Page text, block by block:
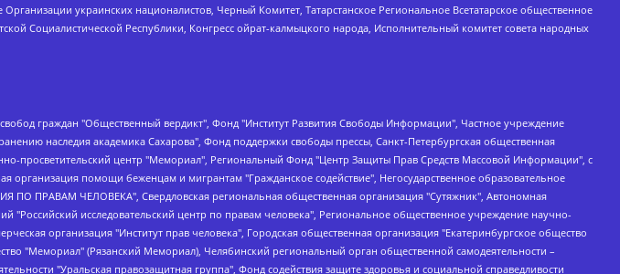
украинских националистов, Черный Комитет, Татарстанское Региональное Всетатарское общественное
Социалистической Республики, Конгресс ойрат-калмыцкого народа, Исполнительный комитет совета народных
Смирнов Сергей Сергеевич, Тихонов Михаил Сергеевич, Общество с ограниченной ответственностью "ЖУРНАЛИСТ-ИНОСТРАННЫЙ АГЕНТ", Арапова Галина Юрьевна, Вольтская Татьяна Анатольевна, Американская компания "Mason G.E.S. Anonymous Foundation" (США), являющаяся владельцем интернет-издания https://mnews.world/, Компания "Stichting Bellingcat", зарегистрированная в Нидерландах (дата регистрации 11.07.2018), Захаров Андрей Вячеславович, Клепиковская Екатерина Дмитриевна, Общество с ограниченной ответственностью "МЕМО", Перл Роман Александрович, Симонов Евгений Алексеевич, Соловьева Елена Анатольевна, Сотников Даниил Владимирович, Сурначева Елизавета Дмитриевна, Автономная некоммерческая организация по защите прав человека и информированию населения "Якутия – Наше Мнение", Общество с ограниченной ответственностью "Москоу диджитал медиа", с 26.01.2023 Общество с ограниченной ответственностью "Чайка Белые сады", Ветошкина Валерия Валерьевна, Заговора Максим Александрович, Межрегиональное общественное движение "Российская ЛГБТ - сеть", Оленичев Максим Владимирович, Павлов Иван Юрьевич, Скворцова Елена Сергеевна, Общество с ограниченной ответственностью "Как бы инагент", Кочетков Игорь Викторович, Общество с ограниченной ответственностью "Честные выборы", Еланчик Олег Александрович, Общество с ограниченной ответственностью "Нобелевский призыв", Гималова Регина Эмилевна, Григорьев Андрей Валерьевич, Григорьева Алина Александровна, Ассоциация по содействию защите прав призывников, альтернативнослужащих и военнослужащих "Правозащитная группа "Гражданин.Армия.Право", Хисамова Регина Фаритовна, Автономная некоммерческая организация по реализации социально-правовых программ "Лилит", Дальневосточное общественное движение "Маяк", Санкт-Петербургская ЛГБТ-инициативная группа "Выход", Инициативная группа ЛГБТ+ "Реверс", Алексеев Андрей Викторович, Бекбулатова Таисия Львовна, Беляев Иван Михайлович, Владыкина Елена Сергеевна, Гельман Марат Александрович, Никульшина Вероника Юрьевна, Толоконникова Надежда Андреевна, Шендерович Виктор Анатольевич, Общество с ограниченной ответственностью "Данное сообщение", Общество с ограниченной ответственностью Издательский дом "Новая глава", Айнбиндер Александра Александровна, Московский комьюнити-центр для ЛГБТ+инициатив, Благотворительный фонд развития филантропии, Deutsche Welle (Германия, Kurt-Schumacher-Strasse 3, 53113 Bonn), Борзунова Мария Михайловна, Воробьев Виктор Викторович, Голубева Анна Львовна, Константинова Алла Михайловна, Малкова Ирина Владимировна, Мурадов Мурад Абдулгалимович, Осетинская Елизавета Николаевна, Понасенков Евгений Николаевич, Ганапольский Матвей Юрьевич, Киселев Евгений Алексеевич, Борухович Ирина Григорьевна, Дремин Иван Тимофеевич, Дубровский Дмитрий Викторович, Красноярская региональная общественная организация поддержки и развития альтернативных образовательных технологий и межкультурных коммуникаций "ИНТЕРРА", Маяковская Екатерина Алексеевна, Фейгин Марк Захарович, Филимонов Андрей Викторович, Дзугкоева Регина Николаевна, Доброхотов Роман Александрович, Дудь Юрий Александрович, Елкин Сергей Владимирович, Кругликов Кирилл Игоревич, Сабунаева Мария Леонидовна, Семенов Алексей Владимирович, Шаинян Карен Багратович, Шульман Екатерина Михайловна, Асафьев Артур Валерьевич, Вахштайн Виктор Семенович, Венедиктов Алексей Алексеевич, Лушникова Екатерина Евгеньевна, Волков Леонид Михайлович, Невзоров Александр Глебович, Пархоменко Сергей Борисович, Сироткин Ярослав Николаевич, Кара-Мурза Владимир Владимирович, Баранова Наталья Владимировна, Гозман Леонид Яковлевич, Кагарлицкий Борис Юльевич, Климарев Михаил Валерьевич, Милов Владимир Станиславович, Автономная некоммерческая организация Краснодарский центр современного искусства "Типография", Моргенштерн Алишер Тагирович, Соболь Любовь Эдуардовна, Общество с ограниченной ответственностью "ЛИЗА НОРМ", Каспаров Гарри Кимович, Ходорковский Михаил Борисович, Общество с ограниченной ответственностью "Апрельские тезисы", Данилович Ирина Брониславовна, Кашин Олег Владимирович, Петров Николай Владимирович, Пивоваров Алексей Владимирович, Соколов Михаил Владимирович, Цветкова Юлия Владимировна, Чичваркин Евгений Александрович, Комитет против пыток/Команда против пыток, Общество с ограниченной ответственностью "Первый научный", Общество с ограниченной ответственностью "Вертолет и ко", Белоцерковская Вероника Борисовна, Кац Максим Евгеньевич, Лазарева Татьяна Юрьевна, Шаведдинов Руслан Табризович, Яшин Илья Валерьевич, Общество с ограниченной ответственностью "Иноагент ААВ", Алешковский Дмитрий Петрович, Альбац Евгения Марковна, Быков Дмитрий Львович, Галямина Юлия Евгеньевна, Лойко Сергей Леонидович, Мартынов Кирилл Константинович, Медведев Сергей Александрович, Крашенинников Федор Геннадиевич, Гордеева Катерина Вл